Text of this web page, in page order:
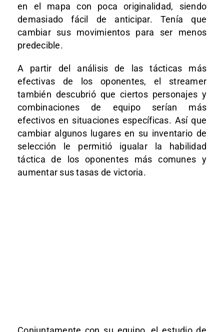
en el mapa con poca originalidad, siendo
demasiado fácil de anticipar. Tenía que
cambiar sus movimientos para ser menos
predecible.
A partir del análisis de las tácticas más
efectivas de los oponentes, el streamer
también descubrió que ciertos personajes y
combinaciones de equipo serían más
efectivos en situaciones específicas. Así que
cambiar algunos lugares en su inventario de
selección le permitió igualar la habilidad
táctica de los oponentes más comunes y
aumentar sus tasas de victoria.